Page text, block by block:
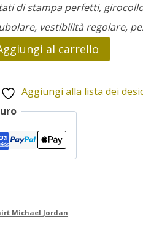
di stampa perfetti,
vestibilità regolare,
al carrello
Aggiungi alla lista dei
Michael Jordan